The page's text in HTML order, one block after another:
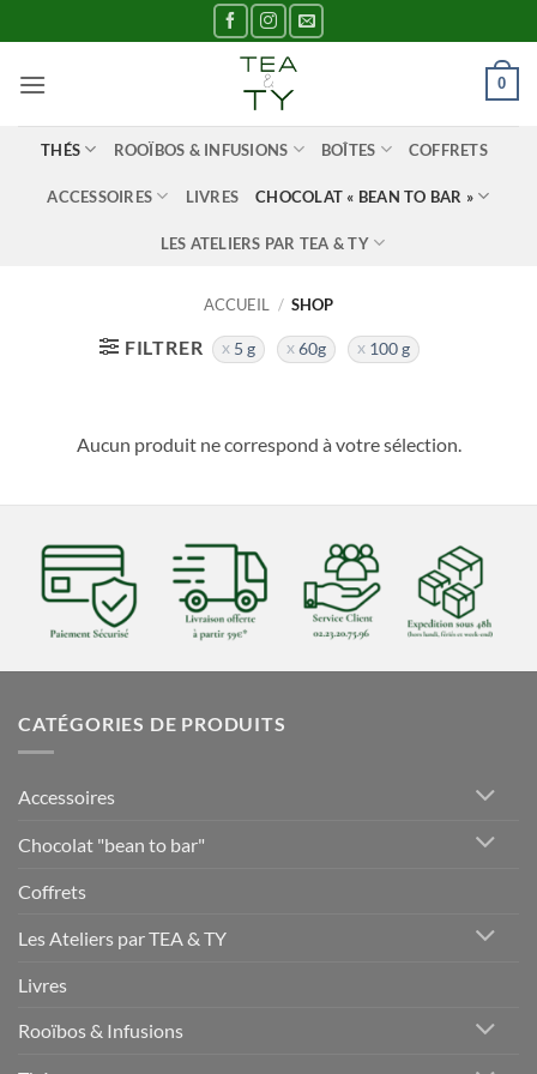
au
contenu
0
THÉS ROOÏBOS & INFUSIONS BOÎTES COFFRETS
ACCESSOIRES LIVRES CHOCOLAT « BEAN TO BAR »
LES ATELIERS PAR TEA & TY
ACCUEIL / SHOP
FILTRER 5 g 60g 100 g
Aucun produit ne correspond à votre sélection.
CATÉGORIES DE PRODUITS
Accessoires
Chocolat "bean to bar"
Coffrets
Les Ateliers par TEA & TY
Livres
Rooïbos & Infusions